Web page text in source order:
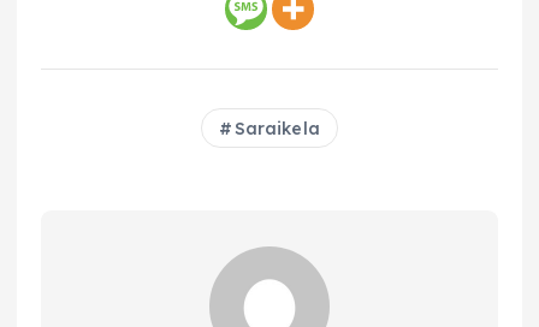
Saraikela